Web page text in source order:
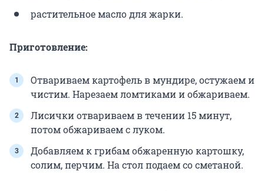
растительное масло для жарки.
Приготовление:
Отвариваем картофель в мундире, остужаем и
чистим. Нарезаем ломтиками и обжариваем.
Лисички отвариваем в течении 15 минут,
потом обжариваем с луком.
Добавляем к грибам обжаренную картошку,
солим, перчим. На стол подаем со сметаной.